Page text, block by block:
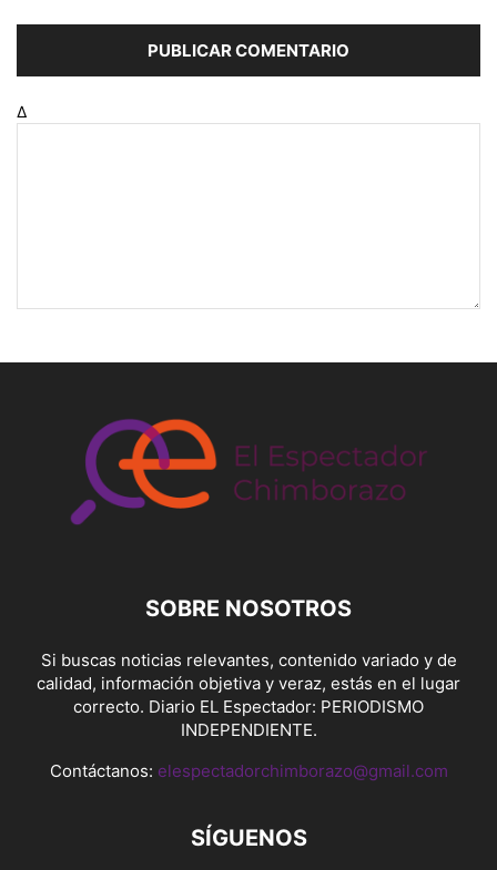
Δ
SOBRE NOSOTROS
Si buscas noticias relevantes, contenido variado y de
calidad, información objetiva y veraz, estás en el lugar
correcto. Diario EL Espectador: PERIODISMO
INDEPENDIENTE.
Contáctanos: elespectadorchimborazo@gmail.com
SÍGUENOS